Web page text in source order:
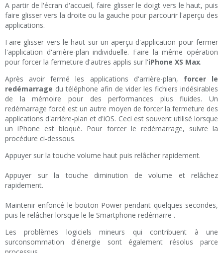
A partir de l'écran d'accueil, faire glisser le doigt vers le haut, puis
faire glisser vers la droite ou la gauche pour parcourir l'aperçu des
applications.
Faire glisser vers le haut sur un aperçu d'application pour fermer
l'application d'arrière-plan individuelle. Faire la même opération
pour forcer la fermeture d'autres applis sur l'iPhone XS Max.
Après avoir fermé les applications d'arrière-plan, forcer le
redémarrage du téléphone afin de vider les fichiers indésirables
de la mémoire pour des performances plus fluides. Un
redémarrage forcé est un autre moyen de forcer la fermeture des
applications d'arrière-plan et d'iOS. Ceci est souvent utilisé lorsque
un iPhone est bloqué. Pour forcer le redémarrage, suivre la
procédure ci-dessous.
Appuyer sur la touche volume haut puis relâcher rapidement.
Appuyer sur la touche diminution de volume et relâchez
rapidement.
Maintenir enfoncé le bouton Power pendant quelques secondes,
puis le relâcher lorsque le le Smartphone redémarre .
Les problèmes logiciels mineurs qui contribuent à une
surconsommation d'énergie sont également résolus parce